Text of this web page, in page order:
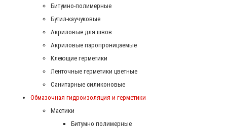
Битумно-полимерные
Бутил-каучуковые
Акриловые для швов
Акриловые паропроницаемые
Клеющие герметики
Ленточные герметики цветные
Санитарные силиконовые
Обмазочная гидроизоляция и герметики
Мастики
Битумно полимерные